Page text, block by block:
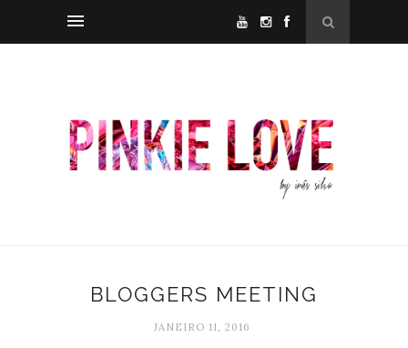
BLOGGERS MEETING
JANEIRO 11, 2016